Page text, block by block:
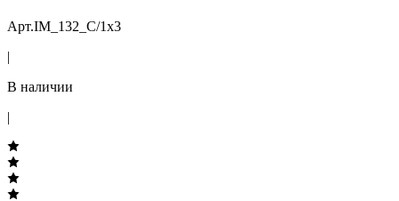
Арт.IM_132_С/1х3
|
В наличии
|